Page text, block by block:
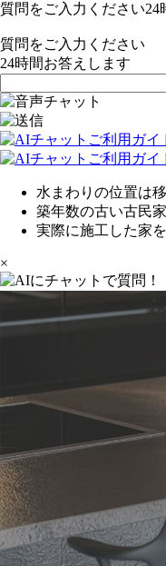
質問をご入力ください24
質問をご入力ください
24時間お答えします
水まわりの位置は
築年数の古い古民
実際に施工した家
×